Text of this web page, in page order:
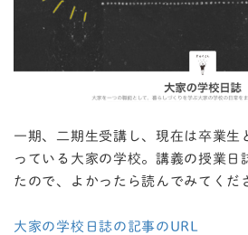
一期、二期生受講し、現在は卒業生
っている大家の学校。講義の授業日
たので、よかったら読んでみてくだ
大家の学校日誌の記事のURL